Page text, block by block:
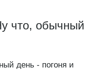
что, обычный
день - погоня и